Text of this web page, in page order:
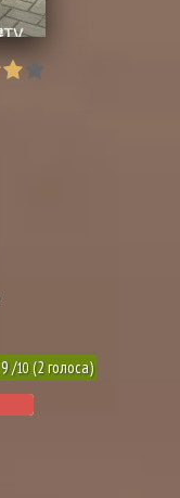
9/10(2голоса)